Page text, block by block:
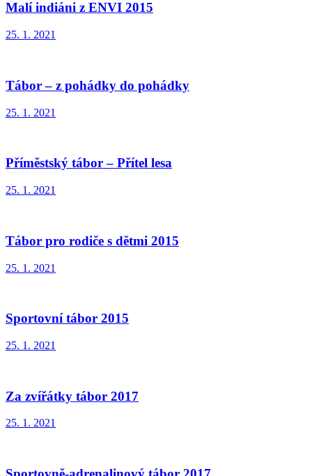
Malí indiáni z ENVI 2015
25. 1. 2021
Tábor – z pohádky do pohádky
25. 1. 2021
Příměstský tábor – Přítel lesa
25. 1. 2021
Tábor pro rodiče s dětmi 2015
25. 1. 2021
Sportovní tábor 2015
25. 1. 2021
Za zvířátky tábor 2017
25. 1. 2021